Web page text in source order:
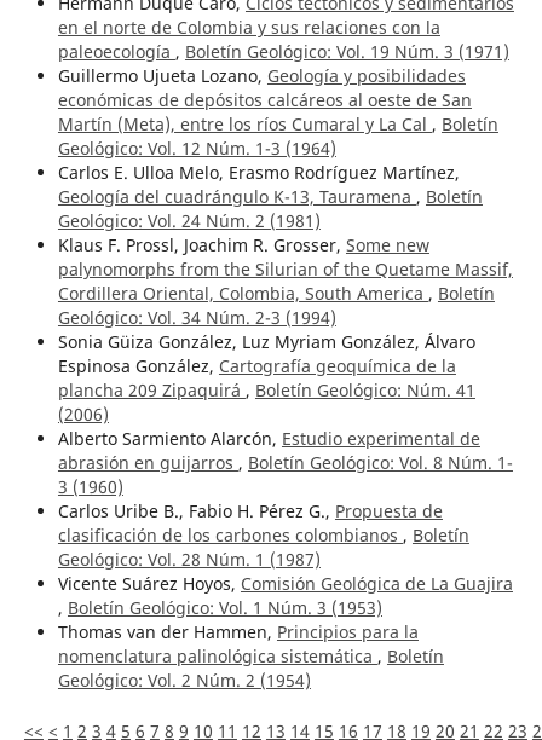
en el norte de Colombia y sus relaciones con la
paleoecología , Boletín Geológico: Vol. 19 Núm. 3 (1971)
Guillermo Ujueta Lozano, Geología y posibilidades
económicas de depósitos calcáreos al oeste de San
Martín (Meta), entre los ríos Cumaral y La Cal , Boletín
Geológico: Vol. 12 Núm. 1-3 (1964)
Carlos E. Ulloa Melo, Erasmo Rodríguez Martínez,
Geología del cuadrángulo K-13, Tauramena , Boletín
Geológico: Vol. 24 Núm. 2 (1981)
Klaus F. Prossl, Joachim R. Grosser, Some new
palynomorphs from the Silurian of the Quetame Massif,
Cordillera Oriental, Colombia, South America , Boletín
Geológico: Vol. 34 Núm. 2-3 (1994)
Sonia Güiza González, Luz Myriam González, Álvaro
Espinosa González, Cartografía geoquímica de la
plancha 209 Zipaquirá , Boletín Geológico: Núm. 41
(2006)
Alberto Sarmiento Alarcón, Estudio experimental de
abrasión en guijarros , Boletín Geológico: Vol. 8 Núm. 1-
3 (1960)
Carlos Uribe B., Fabio H. Pérez G., Propuesta de
clasificación de los carbones colombianos , Boletín
Geológico: Vol. 28 Núm. 1 (1987)
Vicente Suárez Hoyos, Comisión Geológica de La Guajira
, Boletín Geológico: Vol. 1 Núm. 3 (1953)
Thomas van der Hammen, Principios para la
nomenclatura palinológica sistemática , Boletín
Geológico: Vol. 2 Núm. 2 (1954)
<< < 1 2 3 4 5 6 7 8 9 10 11 12 13 14 15 16 17 18 19 20 21 22 23